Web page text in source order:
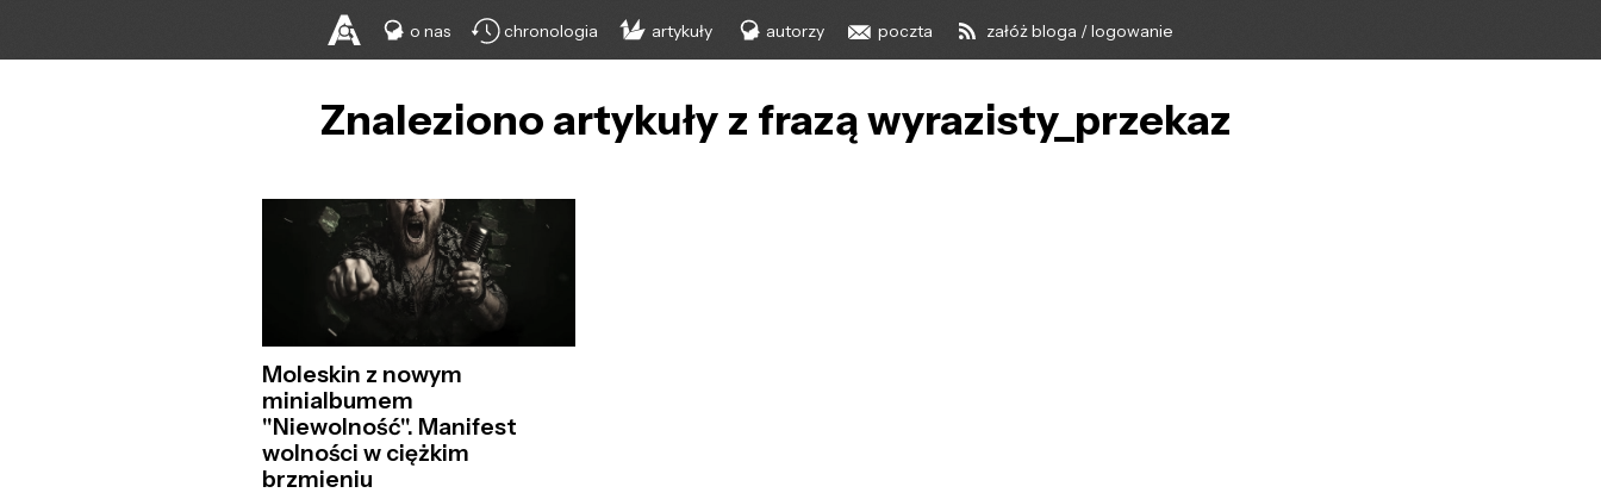
o nas chronologia artykuły autorzy poczta załóż bloga / logowanie
Znaleziono artykuły z frazą wyrazisty_przekaz
Moleskin z nowym
minialbumem
"Niewolność". Manifest
wolności w ciężkim
brzmieniu